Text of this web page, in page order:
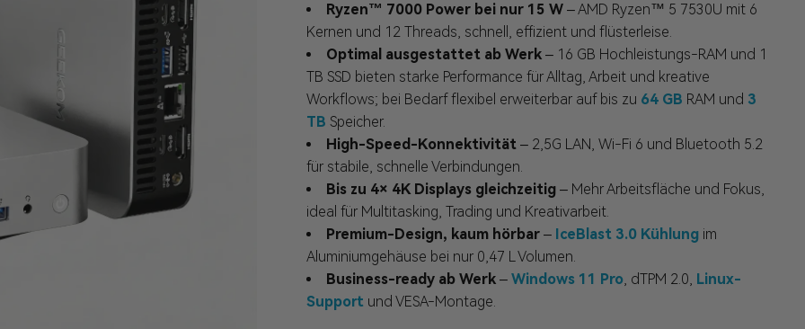
Ryzen™ 7000 Power bei nur 15 W– AMD Ryzen™ 5 7530U mit 6
Kernen und 12 Threads, schnell, effizient und flüsterleise.
Optimal ausgestattet ab Werk– 16 GB Hochleistungs-RAM und 1
TB SSD bieten starke Performance für Alltag, Arbeit und kreative
Workflows; bei Bedarf flexibel erweiterbar auf bis zu 64 GB RAM und 3
TB Speicher.
High-Speed-Konnektivität– 2,5G LAN, Wi-Fi 6 und Bluetooth 5.2
für stabile, schnelle Verbindungen.
Bis zu 4× 4K Displays gleichzeitig– Mehr Arbeitsfläche und Fokus,
ideal für Multitasking, Trading und Kreativarbeit.
Premium-Design, kaum hörbar– IceBlast 3.0 Kühlungim
Aluminiumgehäuse bei nur 0,47 L Volumen.
Business-ready ab Werk– Windows 11 Pro, dTPM 2.0, Linux-
Support und VESA-Montage.